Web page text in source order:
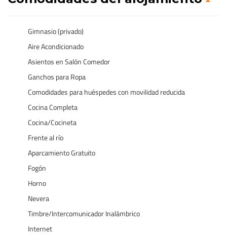
Gimnasio (privado)
Aire Acondicionado
Asientos en Salón Comedor
Ganchos para Ropa
Comodidades para huéspedes con movilidad reducida
Cocina Completa
Cocina/Cocineta
Frente al río
Aparcamiento Gratuito
Fogón
Horno
Nevera
Timbre/Intercomunicador Inalámbrico
Internet